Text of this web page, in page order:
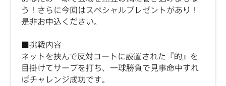
う！さらに今回はスペシャルプレゼントがあり！
是非お申込ください。
■挑戦内容
ネットを挟んで反対コートに設置された『的』を
目掛けてサーブを打ち、一球勝負で見事命中すれ
ばチャレンジ成功です。